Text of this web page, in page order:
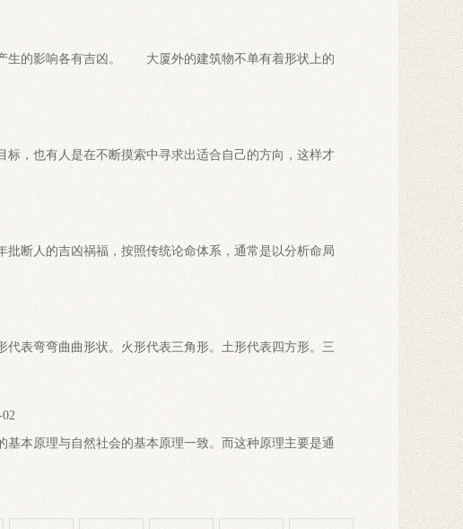
生的影响各有吉凶。 大厦外的建筑物不单有着形状上的
，也有人是在不断摸索中寻求出适合自己的方向，这样才
断人的吉凶祸福，按照传统论命体系，通常是以分析命局
表弯弯曲曲形状。火形代表三角形。土形代表四方形。三
02
本原理与自然社会的基本原理一致。而这种原理主要是通